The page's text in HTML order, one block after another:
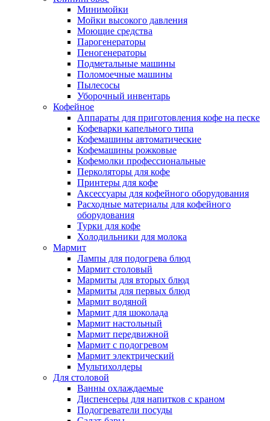
Минимойки
Мойки высокого давления
Моющие средства
Парогенераторы
Пеногенераторы
Подметальные машины
Поломоечные машины
Пылесосы
Уборочный инвентарь
Кофейное
Аппараты для приготовления кофе на песке
Кофеварки капельного типа
Кофемашины автоматические
Кофемашины рожковые
Кофемолки профессиональные
Перколяторы для кофе
Принтеры для кофе
Аксессуары для кофейного оборудования
Расходные материалы для кофейного
оборудования
Турки для кофе
Холодильники для молока
Мармит
Лампы для подогрева блюд
Мармит столовый
Мармиты для вторых блюд
Мармиты для первых блюд
Мармит водяной
Мармит для шоколада
Мармит настольный
Мармит передвижной
Мармит с подогревом
Мармит электрический
Мультихолдеры
Для столовой
Ванны охлаждаемые
Диспенсеры для напитков с краном
Подогреватели посуды